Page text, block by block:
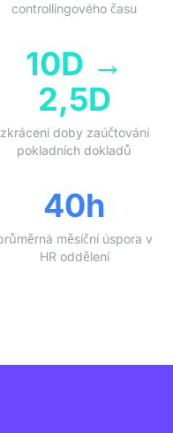
controllingového času
10D →
2,5D
zkrácení doby zaúčtování
pokladních dokladů
40h
měsíční úspora v
HR oddělení